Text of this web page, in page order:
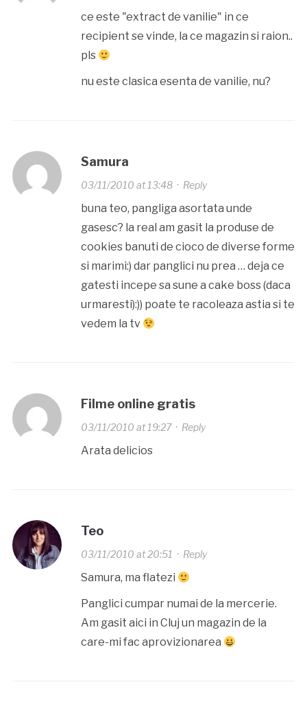
ce este "extract de vanilie" in ce
recipient se vinde, la ce magazin si raion..
pls
nu este clasica esenta de vanilie, nu?
Samura
03/11/2010 at 13:48· Reply
buna teo, pangliga asortata unde
gasesc? la real am gasit la produse de
cookies banuti de cioco de diverse forme
si marimi:) dar panglici nu prea … deja ce
gatesti incepe sa sune a cake boss (daca
urmaresti):)) poate te racoleaza astia si te
vedem la tv
Filme online gratis
03/11/2010 at 19:27· Reply
Arata delicios
Teo
03/11/2010 at 20:51 · Reply
Samura, ma flatezi
Panglici cumpar numai de la mercerie.
Am gasit aici in Cluj un magazin de la
care-mi fac aprovizionarea